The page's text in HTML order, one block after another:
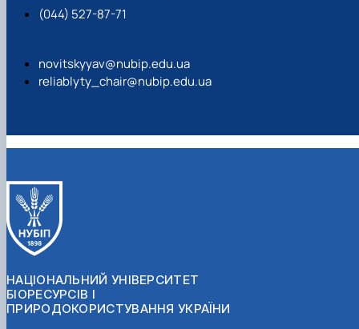
(044) 527-87-71
novitskyyav@nubip.edu.ua
reliablyty_chair@nubip.edu.ua
НАЦІОНАЛЬНИЙ УНІВЕРСИТЕТ
БІОРЕСУРСІВ І
ПРИРОДОКОРИСТУВАННЯ УКРАЇНИ